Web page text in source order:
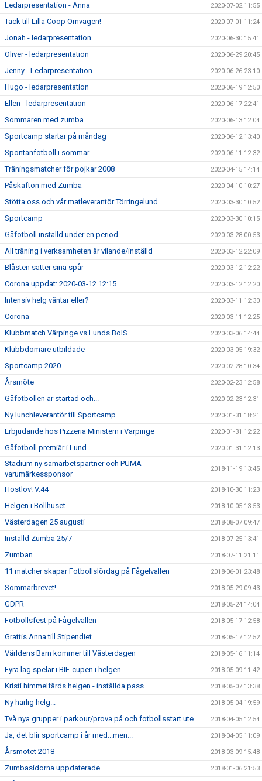
Ledarpresentation - Anna 2020-07-02 11:55
Tack till Lilla Coop Örnvägen! 2020-07-01 11:24
Jonah - ledarpresentation 2020-06-30 15:41
Oliver - ledarpresentation 2020-06-29 20:45
Jenny - Ledarpresentation 2020-06-26 23:10
Hugo - ledarpresentation 2020-06-19 12:50
Ellen - ledarpresentation 2020-06-17 22:41
Sommaren med zumba 2020-06-13 12:04
Sportcamp startar på måndag 2020-06-12 13:40
Spontanfotboll i sommar 2020-06-11 12:32
Träningsmatcher för pojkar 2008 2020-04-15 14:14
Påskafton med Zumba 2020-04-10 10:27
Stötta oss och vår matleverantör Törringelund 2020-03-30 10:52
Sportcamp 2020-03-30 10:15
Gåfotboll inställd under en period 2020-03-28 00:53
All träning i verksamheten är vilande/inställd 2020-03-12 22:09
Blåsten sätter sina spår 2020-03-12 12:22
Corona uppdat: 2020-03-12 12:15 2020-03-12 12:20
Intensiv helg väntar eller? 2020-03-11 12:30
Corona 2020-03-11 12:25
Klubbmatch Värpinge vs Lunds BoIS 2020-03-06 14:44
Klubbdomare utbildade 2020-03-05 19:32
Sportcamp 2020 2020-02-28 10:34
Årsmöte 2020-02-23 12:58
Gåfotbollen är startad och... 2020-02-23 12:31
Ny lunchleverantör till Sportcamp 2020-01-31 18:21
Erbjudande hos Pizzeria Ministern i Värpinge 2020-01-31 12:22
Gåfotboll premiär i Lund 2020-01-31 12:13
Stadium ny samarbetspartner och PUMA
varumärkessponsor
2018-11-19 13:45
Höstlov! V.44 2018-10-30 11:23
Helgen i Bollhuset 2018-10-05 13:53
Västerdagen 25 augusti 2018-08-07 09:47
Inställd Zumba 25/7 2018-07-25 13:41
Zumban 2018-07-11 21:11
11 matcher skapar Fotbollslördag på Fågelvallen 2018-06-01 23:48
Sommarbrevet! 2018-05-29 09:43
GDPR 2018-05-24 14:04
Fotbollsfest på Fågelvallen 2018-05-17 12:58
Grattis Anna till Stipendiet 2018-05-17 12:52
Världens Barn kommer till Västerdagen 2018-05-16 11:14
Fyra lag spelar i BIF-cupen i helgen 2018-05-09 11:42
Kristi himmelfärds helgen - inställda pass. 2018-05-07 13:38
Ny härlig helg... 2018-05-04 19:59
Två nya grupper i parkour/prova på och fotbollsstart ute... 2018-04-05 12:54
Ja, det blir sportcamp i år med...men... 2018-04-05 11:09
Årsmötet 2018 2018-03-09 15:48
Zumbasidorna uppdaterade 2018-01-06 21:53